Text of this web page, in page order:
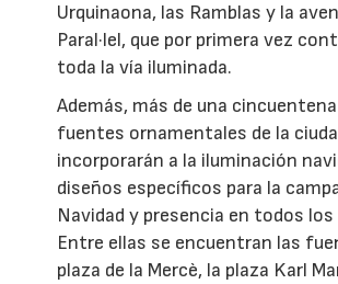
Urquinaona, las Ramblas y la
Paral·lel, que por primera vez
toda la vía iluminada.
Además, más de una
fuentes ornamentales de la
incorporarán a la iluminación
diseños específicos para la
Navidad y presencia en todos
Entre ellas se encuentran las
plaza de la Mercè, la plaza Karl